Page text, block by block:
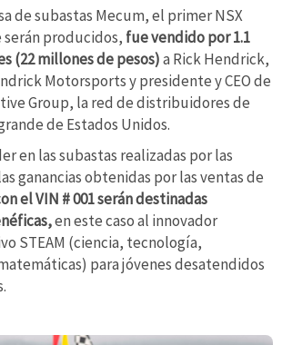
de subastas Mecum, el primer NSX
serán producidos, fue vendido por 1.1
(22 millones de pesos)a Rick Hendrick,
Motorsports y presidente y CEO de
Group, la red de distribuidores de
de Estados Unidos.
en las subastas realizadas por las
ganancias obtenidas por las ventas de
el VIN # 001 serán destinadas
en este caso al innovador
STEAM (ciencia, tecnología,
para jóvenes desatendidos